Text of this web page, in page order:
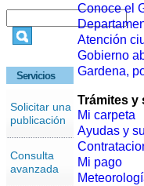
Servicios
Solicitar una
publicación
Consulta
avanzada
Conoce el
Atención
Gobierno
Gardena,
Trámites y
Mi carpeta
Ayudas y
Mi pago